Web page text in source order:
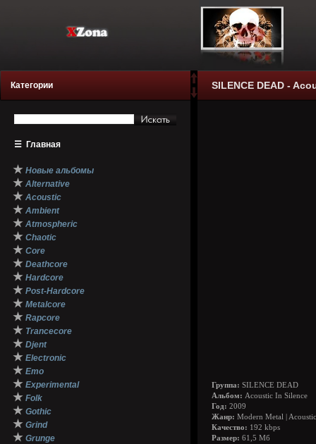
Категории
☰ Главная
★ Новые альбомы
★ Alternative
★ Acoustic
★ Ambient
★ Atmospheric
★ Chaotic
★ Core
★ Deathcore
★ Hardcore
★ Post-Hardcore
★ Metalcore
★ Rapcore
★ Trancecore
★ Djent
★ Electronic
★ Emo
★ Experimental
★ Folk
★ Gothic
★ Grind
★ Grunge
SILENCE DEAD -
Группа: SILENCE DEAD
Альбом: Acoustic In Silence
Год: 2009
Жанр: Modern Metal | Acoustic
Качество: 192 kbps
Размер: 61,5 Мб